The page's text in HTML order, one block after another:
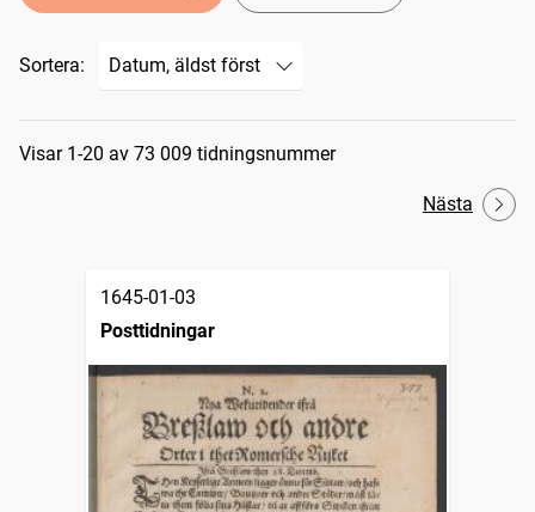
Sortera:
Sökresultat
Visar 1-20 av 73 009 tidningsnummer
Nästa
1645-01-03
Posttidningar